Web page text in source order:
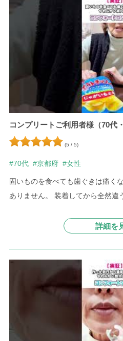
コンプリートご利用者様（70代
(5 / 5)
#70代 #京都府 #女性
固いものを食べても歯ぐきは痛く
ありません。 装着してから全然違
詳細を